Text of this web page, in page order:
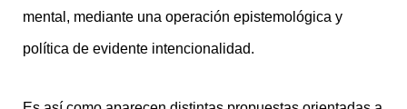
mental, mediante una operación epistemológica y
política de evidente intencionalidad.